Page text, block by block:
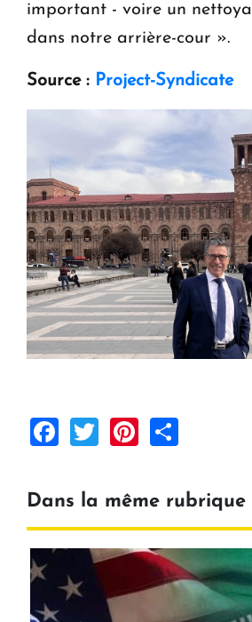
important - voire un
dans notre arrière-cour ».
Source : Project-Syndicate
Facebook
TwitterPinterest
Dans la même rubrique